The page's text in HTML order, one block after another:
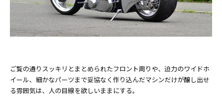
ご覧の通りスッキリとまとめられたフロント周りや、迫力のワイドホ
イール、細かなパーツまで妥協なく作り込んだマシンだけが醸し出せ
る雰囲気は、人の目線を欲しいままにする。